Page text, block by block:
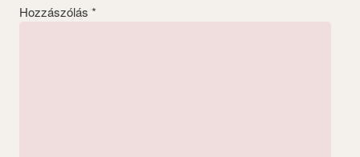
Hozzászólás *